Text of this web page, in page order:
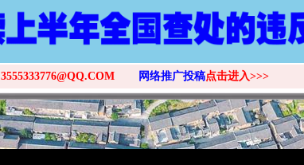
3555333776@QQ.COM 网络推广投稿点击进入>>>